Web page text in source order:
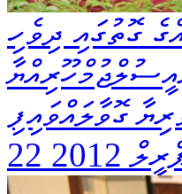
ގޮތުގައި ދިވެހި
ގޮވާލައްވައިފި
2012